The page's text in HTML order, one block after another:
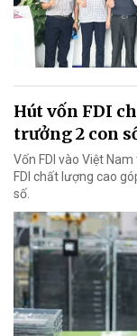
Hút vốn FDI
trưởng 2 con
Vốn FDI vào Việt
FDI chất lượng cao
số.